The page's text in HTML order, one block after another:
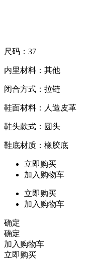
尺码：37
内里材料：其他
闭合方式：拉链
鞋面材料：人造皮革
鞋头款式：圆头
鞋底材质：橡胶底
立即购买
加入购物车
立即购买
加入购物车
确定
确定
加入购物车
立即购买